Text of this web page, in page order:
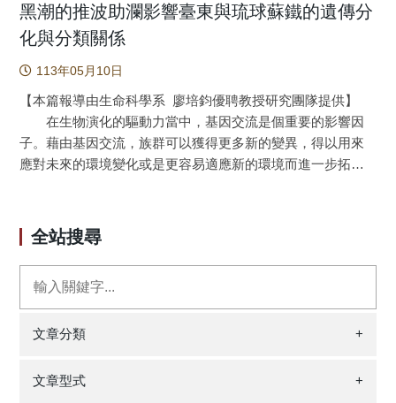
上沒有一致性，然而在不同的族（tribe）內，可以發現葉表皮
可提供不同的分類價值。例如在沿階草族（Ophiopogoneae）
內，關係親近的麥門冬屬（Liriope）與沿階草屬
（Ophiopogon）具有相似的葉表皮形態，而關係較遠的球子
草屬（Peliosanthes）則具有差異較大的葉表皮形態，因此葉
表皮形態或許也可反應類群間的親緣關係。同樣的現象也在
黃精族（Polygonateae）內被發現，異黃精屬
（Heteropolygonatum）與假寶鐸花屬（Disporopsis )具有類
的種類，但是研究團隊也發現，具有類似棲地的種類具有較
相似的葉表皮形態，所以顯示在龍血樹屬中，葉表皮形態或
許受到棲地的影響，而非與親緣相關。 本研究可以得
知，葉表皮可提供天門冬科內一定的分類依據，然而不同的
類群內的葉表皮變化，可能為棲地等不同因素影響下的結
Taiwan and its systematic significance. Microscopy Research
黑潮的推波助瀾影響臺東與琉球蘇鐵的遺傳分
化與分類關係
113年05月10日
【本篇報導由生命科學系 廖培鈞優聘教授研究團隊提供】
在生物演化的驅動力當中，基因交流是個重要的影響因
子。藉由基因交流，族群可以獲得更多新的變異，得以用來
應對未來的環境變化或是更容易適應新的環境而進一步拓
自由地到處移動；因此基因交流的方式需要藉由其他媒介來
進行，例如洋流。 本研究以分布在臺灣的臺東蘇鐵以及
主要分布於琉球群島的琉球蘇鐵為材料，以族群遺傳學探討
其遺傳分化與結構以及種化歷史。結果顯示琉球蘇鐵的種內
分化大於與臺東蘇鐵的種間分化；而進一步模型計算的結果
發現臺東以及琉球蘇鐵在種化過程中有持續性的基因交流，
蘇鐵的傳粉以及種子傳播能力都不佳；但卻可以生成很多不
全站搜尋
文章分類 +
文章型式 +